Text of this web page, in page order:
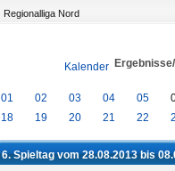
Regionalliga Nord
Kalender
01 02 03 04 05
18
19 20 21 22
6. Spieltag vom 28.08.2013 bis